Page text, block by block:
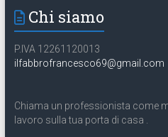
Chi siamo
P.IVA 12261120013
ilfabbrofrancesco69@gmail.com
Chiama un professionista come
lavoro sulla tua porta di casa .